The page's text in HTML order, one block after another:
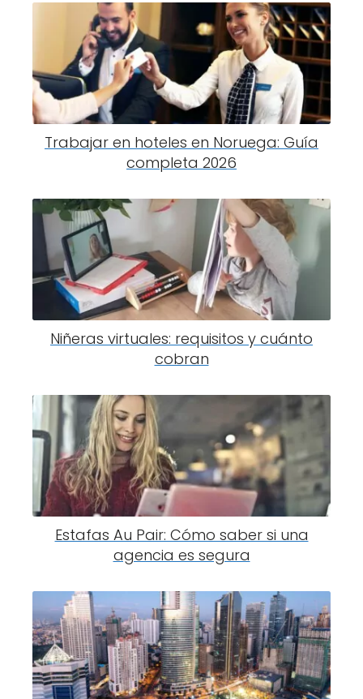
Trabajar en hoteles en Noruega: Guía
completa 2026
Niñeras virtuales: requisitos y cuánto
cobran
Estafas Au Pair: Cómo saber si una
agencia es segura